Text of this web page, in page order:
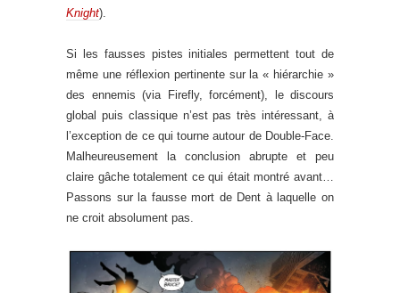
Knight).
Si les fausses pistes initiales permettent tout de
même une réflexion pertinente sur la « hiérarchie »
des ennemis (via Firefly, forcément), le discours
global puis classique n’est pas très intéressant, à
l’exception de ce qui tourne autour de Double-Face.
Malheureusement la conclusion abrupte et peu
claire gâche totalement ce qui était montré avant…
Passons sur la fausse mort de Dent à laquelle on
ne croit absolument pas.